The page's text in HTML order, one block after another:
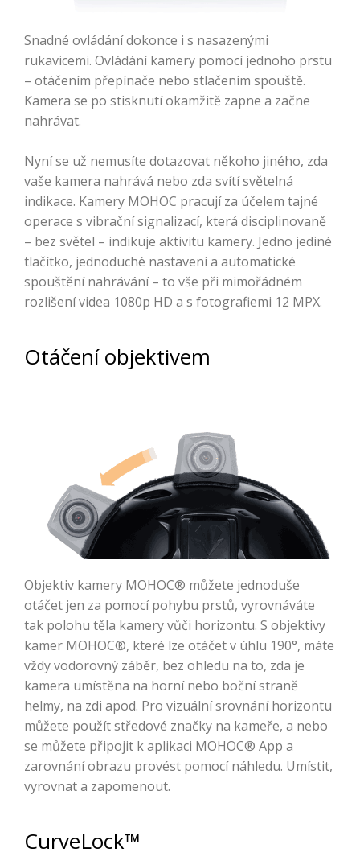
Snadné ovládání dokonce i s nasazenými
rukavicemi. Ovládání kamery pomocí jednoho prstu
– otáčením přepínače nebo stlačením spouště.
Kamera se po stisknutí okamžitě zapne a začne
nahrávat.
Nyní se už nemusíte dotazovat někoho jiného, zda
vaše kamera nahrává nebo zda svítí světelná
indikace. Kamery MOHOC pracují za účelem tajné
operace s vibrační signalizací, která disciplinovaně
– bez světel – indikuje aktivitu kamery. Jedno jediné
tlačítko, jednoduché nastavení a automatické
spouštění nahrávání – to vše při mimořádném
rozlišení videa 1080p HD a s fotografiemi 12 MPX.
Otáčení objektivem
Objektiv kamery MOHOC® můžete jednoduše
otáčet jen za pomocí pohybu prstů, vyrovnáváte
tak polohu těla kamery vůči horizontu. S objektivy
kamer MOHOC®, které lze otáčet v úhlu 190°, máte
vždy vodorovný záběr, bez ohledu na to, zda je
kamera umístěna na horní nebo boční straně
helmy, na zdi apod. Pro vizuální srovnání horizontu
můžete použít středové značky na kameře, a nebo
se můžete připojit k aplikaci MOHOC® App a
zarovnání obrazu provést pomocí náhledu. Umístit,
vyrovnat a zapomenout.
CurveLock™